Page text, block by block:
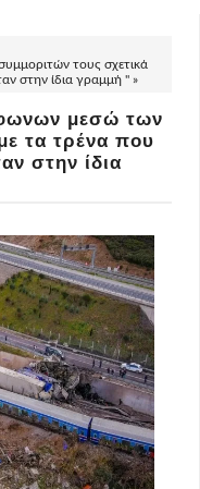
τους σχετικά
στην ίδια γραμμή " »
μεσώ των
τα τρένα που
στην ίδια